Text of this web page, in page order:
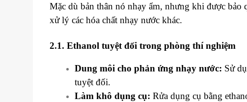
Mặc dù bản thân nó nhạy ẩm, nhưng khi được bảo
xử lý các hóa chất nhạy nước khác.
2.1. Ethanol tuyệt đối trong phòng thí nghiệm
Dung môi cho phản ứng nhạy nước: Sử
tuyệt đối.
Làm khô dụng cụ: Rửa dụng cụ bằng